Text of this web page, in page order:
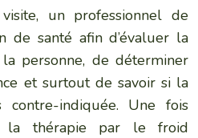
un professionnel de
de santé afin d’évaluer la
personne, de déterminer
et surtout de savoir si la
contre-indiquée. Une fois
la thérapie par le froid